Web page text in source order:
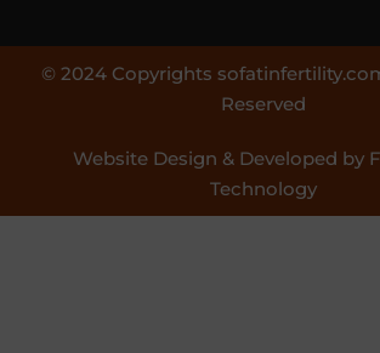
© 2024 Copyrights
Reserved
Website Design & Developed by
Technology